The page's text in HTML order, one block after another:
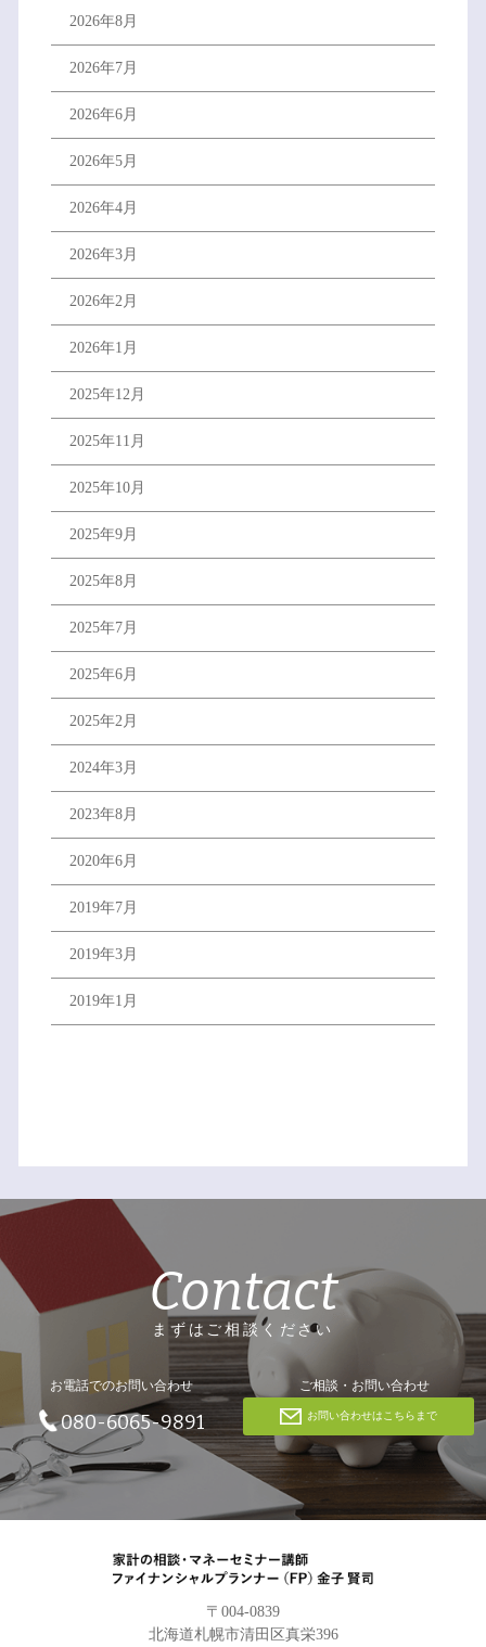
2026年8月
2026年7月
2026年6月
2026年5月
2026年4月
2026年3月
2026年2月
2026年1月
2025年12月
2025年11月
2025年10月
2025年9月
2025年8月
2025年7月
2025年6月
2025年2月
2024年3月
2023年8月
2020年6月
2019年7月
2019年3月
2019年1月
Contact
まずはご相談ください
お電話でのお問い合わせ
080-6065-9891
ご相談・お問い合わせ
お問い合わせはこちらまで
〒004-0839
北海道札幌市清田区真栄396